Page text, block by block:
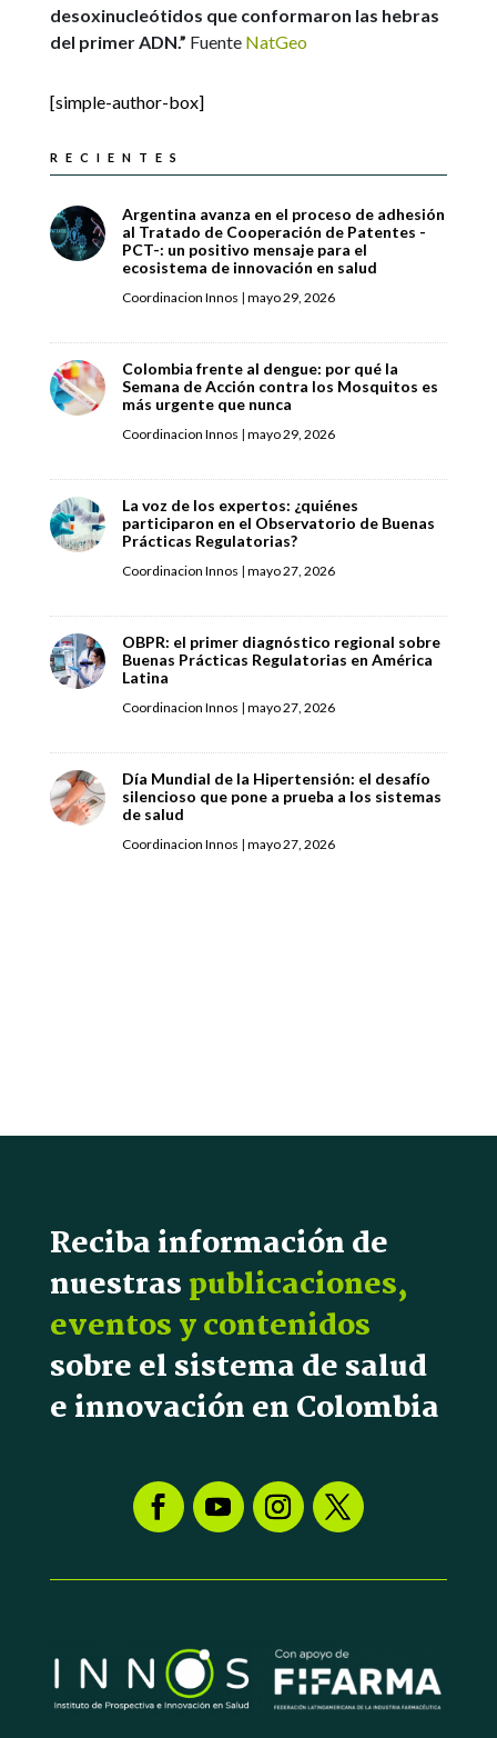
desoxinucleótidos que conformaron las hebras
del primer ADN.” Fuente NatGeo
[simple-author-box]
RECIENTES
Argentina avanza en el proceso de adhesión
al Tratado de Cooperación de Patentes -
PCT-: un positivo mensaje para el
ecosistema de innovación en salud
Coordinacion Innos | mayo 29, 2026
Colombia frente al dengue: por qué la
Semana de Acción contra los Mosquitos es
más urgente que nunca
Coordinacion Innos | mayo 29, 2026
La voz de los expertos: ¿quiénes
participaron en el Observatorio de Buenas
Prácticas Regulatorias?
Coordinacion Innos | mayo 27, 2026
OBPR: el primer diagnóstico regional sobre
Buenas Prácticas Regulatorias en América
Latina
Coordinacion Innos | mayo 27, 2026
Día Mundial de la Hipertensión: el desafío
silencioso que pone a prueba a los sistemas
de salud
Coordinacion Innos | mayo 27, 2026
Reciba información de
nuestraspublicaciones,
eventos y contenidos
sobre el sistema de salud
e innovación en Colombia